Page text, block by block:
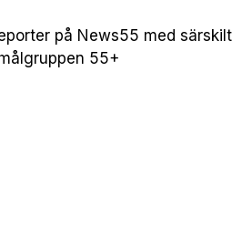
på News55 med särskilt
55+